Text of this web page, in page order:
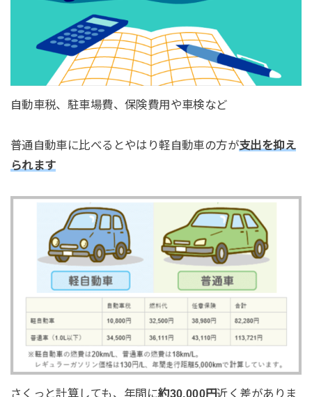
自動車税、駐車場費、保険費用や車検など
普通自動車に比べるとやはり軽自動車の方が支出を抑え
られます
さくっと計算しても、年間に約30,000円近く差がありま